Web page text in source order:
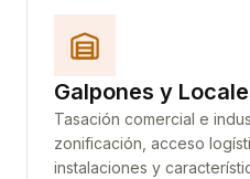
Galpones y
Tasación comercial e
zonificación, acceso
instalaciones y